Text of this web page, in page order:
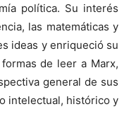
política. Su interés
las matemáticas y
ideas y enriqueció su
de leer a Marx,
general de sus
intelectual, histórico y